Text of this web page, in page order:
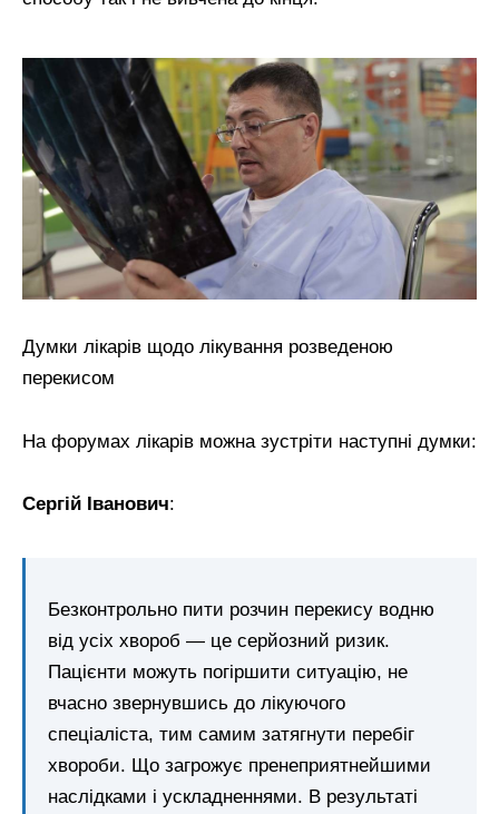
Думки лікарів щодо лікування розведеною
перекисом
На форумах лікарів можна зустріти наступні думки:
Сергій Іванович:
Безконтрольно пити розчин перекису водню
від усіх хвороб — це серйозний ризик.
Пацієнти можуть погіршити ситуацію, не
вчасно звернувшись до лікуючого
спеціаліста, тим самим затягнути перебіг
хвороби. Що загрожує пренеприятнейшими
наслідками і ускладненнями. В результаті